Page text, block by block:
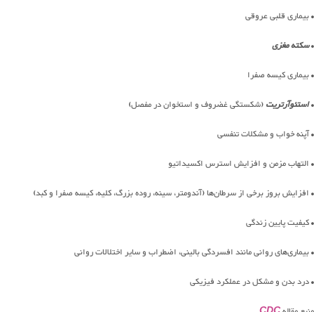
• بیماری قلبی عروقی
•سکته مغزی
• بیماری کیسه صفرا
•استئوآرتریت(شکستگی غضروف و استخوان در مفصل)
• آپنه خواب و مشکلات تنفسی
• التهاب مزمن و افزایش استرس اکسیداتیو
• افزایش بروز برخی از سرطان‌ها (آندومتر، سینه، روده بزرگ، کلیه، کیسه صفرا و کبد)
• کیفیت پایین زندگی
• بیماری‌های روانی مانند افسردگی بالینی، اضطراب و سایر اختلالات روانی
• درد بدن و مشکل در عملکرد فیزیکی